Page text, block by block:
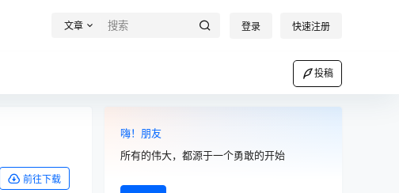
文章 登录 快速注册
投稿
前往下载
嗨！朋友
所有的伟大，都源于一个勇敢的开始